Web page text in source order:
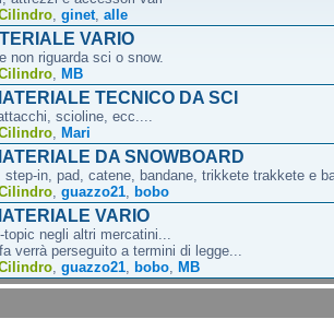
ginet alle
VARIO
non riguarda sci o snow.
MB
TECNICO DA SCI
scioline, ecc....
Mari
DA SNOWBOARD
step-in, pad, catene, bandane, trikkete trakkete e
guazzo21 bobo
VARIO
negli altri mercatini...
verrà perseguito a termini di legge...
guazzo21 bobo MB